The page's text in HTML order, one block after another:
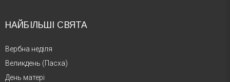
НАЙБІЛЬШІ СВЯТА
Вербна неділя
Великдень (Пасха)
День матері